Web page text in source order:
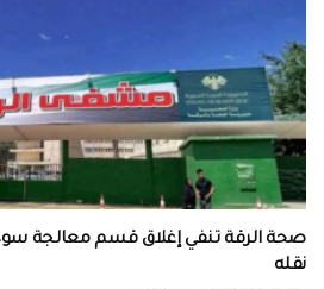
صحة الرقة تنفي إغلاق قسم معالجة
نقله